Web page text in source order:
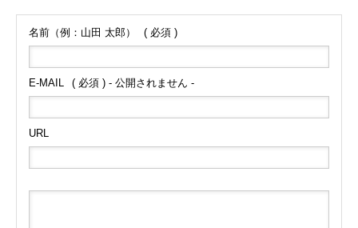
名前（例：山田 太郎） ( 必須 )
E-MAIL ( 必須 ) - 公開されません -
URL